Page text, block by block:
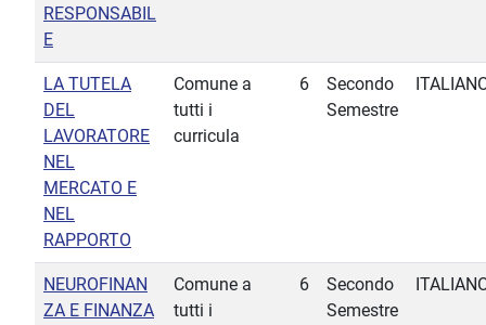
RESPONSABIL
E
LA TUTELA
DEL
LAVORATORE
NEL
MERCATO E
NEL
RAPPORTO
Comune a
tutti i
curricula
6
Secondo
Semestre
NEUROFINAN
ZA E FINANZA
Comune a
tutti i
6
Secondo
Semestre